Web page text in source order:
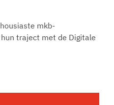
mkb-
traject met de Digitale